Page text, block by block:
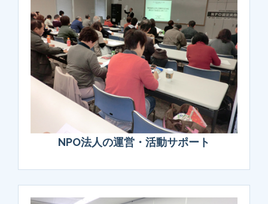
NPO法人の運営・活動サポート